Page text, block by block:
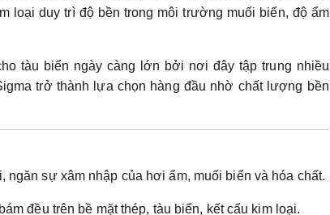
loại duy trì độ bền trong môi trường muối biển, độ ẩm
tàu biển ngày càng lớn bởi nơi đây tập trung nhiều
trở thành lựa chọn hàng đầu nhờ chất lượng bền
ngăn sự xâm nhập của hơi ẩm, muối biển và hóa chất.
đều trên bề mặt thép, tàu biển, kết cấu kim loại.